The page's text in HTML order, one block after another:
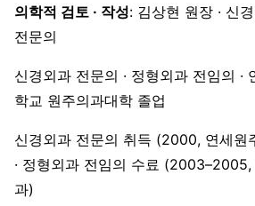
의학적 검토 · 작성: 김상현 원장 · 신
전문의
신경외과 전문의 · 정형외과 전임의 ·
학교 원주의과대학 졸업
신경외과 전문의 취득 (2000, 연세원
· 정형외과 전임의 수료
과)